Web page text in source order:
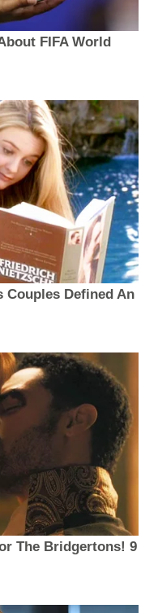
FIFA World
Couples Defined An
The Bridgertons! 9